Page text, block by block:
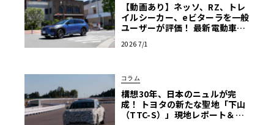
【動画あり】ネッソ、RZ、トレ
イルシーカー、eビターラを一般
ユーザーが評価！ 最新電動車体
ーズミート2026横浜】
2026 7/1
コラム
構想30年、日本のニュルが完
成！ トヨタの新たな聖地「下山
（TTC-S）」現地レポート＆新